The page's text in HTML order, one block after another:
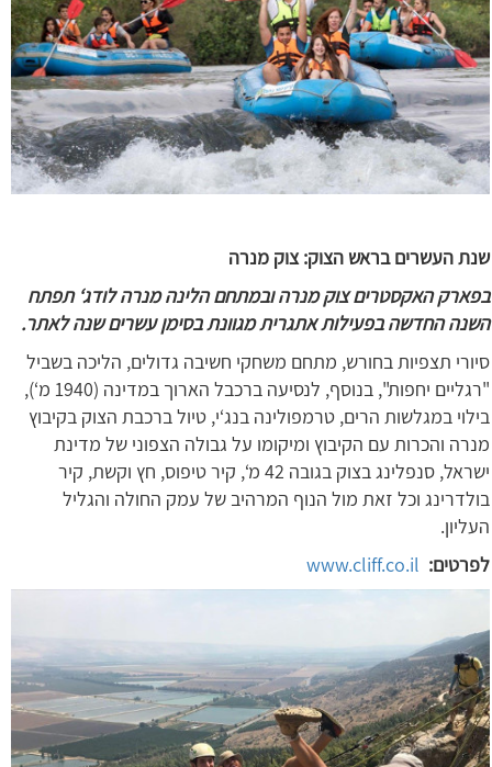
שנת העשרים בראש הצוק: צוק מנרה
בפארק האקסטרים צוק מנרה ובמתחם הלינה מנרה לודג‘ תפתח
השנה החדשה בפעילות אתגרית מגוונת בסימן עשרים שנה לאתר.
סיורי תצפיות בחורש, מתחם משחקי חשיבה גדולים, הליכה בשביל
"רגליים יחפות", בנוסף, לנסיעה ברכבל הארוך במדינה (1940 מ‘),
בילוי במגלשות הרים, טרמפולינה בנג‘י, טיול ברכבת הצוק בקיבוץ
מנרה והכרות עם הקיבוץ ומיקומו על גבולה הצפוני של מדינת
ישראל, סנפלינג בצוק בגובה 42 מ‘, קיר טיפוס, חץ וקשת, קיר
בולדרינג וכל זאת מול הנוף המרהיב של עמק החולה והגליל
העליון.
לפרטים: www.cliff.co.il